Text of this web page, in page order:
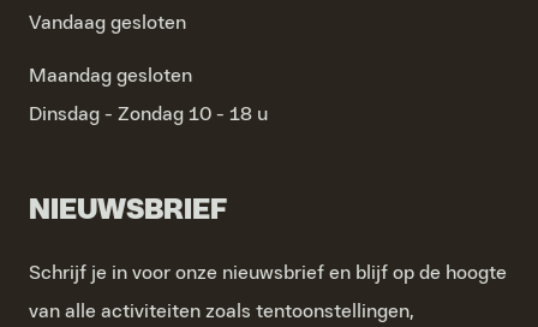
Vandaag gesloten
Maandag gesloten
Dinsdag - Zondag 10 - 18 u
NIEUWSBRIEF
Schrijf je in voor onze nieuwsbrief en blijf op de hoogte
van alle activiteiten zoals tentoonstellingen,